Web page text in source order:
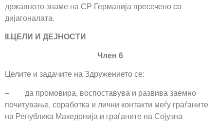
државното знаме на СР Германија пресечено со
дијагоналата.
II.ЦЕЛИ И ДЕЈНОСТИ
Член 6
Целите и задачите на Здружението се:
– да промовира, воспоставува и развива заемно
почитување, соработка и лични контакти меѓу граѓаните
на Република Македонија и граѓаните на Сојузна